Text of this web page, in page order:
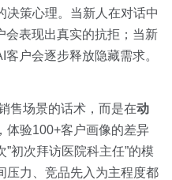
决策心理。当新人在对话中
会表现出真实的抗拒；当新
户会逐步释放隐藏需求。
售场景的话术，而是在动
体验100+客户画像的差异
初次拜访医院科主任”的模
压力、竞品先入为主程度都